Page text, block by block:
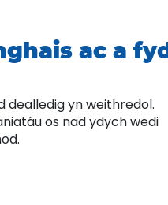
ac a
dealledig yn weithredol.
os nad ydych wedi